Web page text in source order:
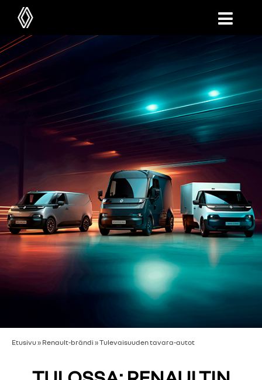
Etusivu» Renault-brändi »Tulevaisuuden tavara-autot